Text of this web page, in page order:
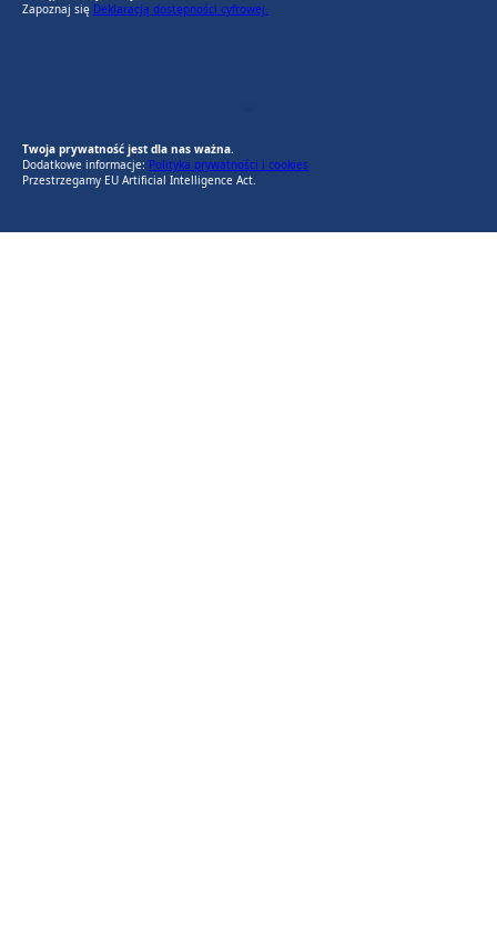
Zapoznaj się Deklaracją dostępności cyfrowej.
Twoja prywatność jest dla nas ważna.
Dodatkowe informacje: Polityka prywatności i cookies
Przestrzegamy EU Artificial Intelligence Act.